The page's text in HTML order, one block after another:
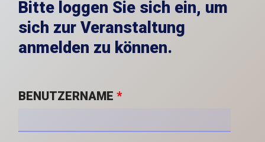
Bitte loggen Sie sich ein, um
sich zur Veranstaltung
anmelden zu können.
BENUTZERNAME*